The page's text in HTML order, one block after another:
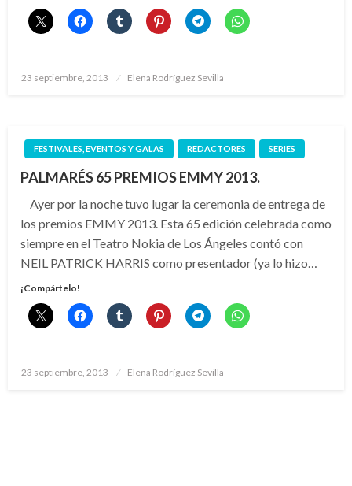
Publicado
23 septiembre, 2013 Elena Rodríguez Sevilla
FESTIVALES, EVENTOS Y GALAS REDACTORES SERIES
PALMARÉS 65 PREMIOS EMMY 2013.
Ayer por la noche tuvo lugar la ceremonia de entrega de
los premios EMMY 2013. Esta 65 edición celebrada como
siempre en el Teatro Nokia de Los Ángeles contó con
NEIL PATRICK HARRIS como presentador (ya lo hizo…
¡Compártelo!
Publicado
23 septiembre, 2013 Elena Rodríguez Sevilla